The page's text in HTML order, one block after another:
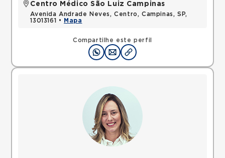
Compartilhe este perfil
Centro Médico São Luiz Campinas
Avenida Andrade Neves, Centro, Campinas, SP,
13013161 •
Mapa